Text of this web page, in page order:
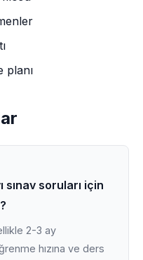
planı
sınav soruları için
2-3 ay
hızına ve ders